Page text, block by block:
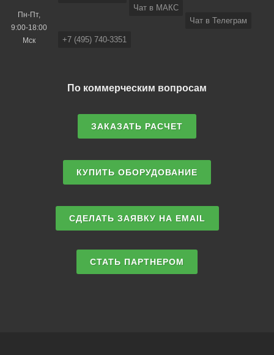
Пн-Пт,
9:00-18:00
Мск
Чат в МАКС
Чат в Телеграм
+7 (495) 740-3351
По коммерческим вопросам
ЗАКАЗАТЬ РАСЧЕТ
КУПИТЬ ОБОРУДОВАНИЕ
СДЕЛАТЬ ЗАЯВКУ НА EMAIL
СТАТЬ ПАРТНЕРОМ